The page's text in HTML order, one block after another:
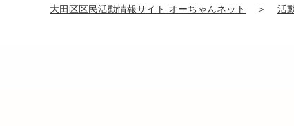
大田区区民活動情報サイト オーちゃんネット ＞ 活